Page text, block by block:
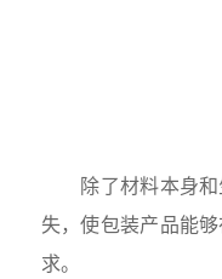
除了材料本身和
失，使包装产品能
求。